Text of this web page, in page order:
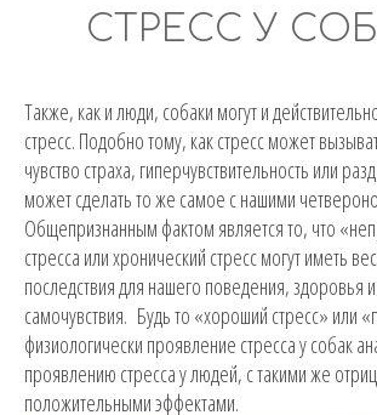
СТРЕСС У
Также, как и люди, собаки могут и
стресс. Подобно тому, как стресс может
чувство страха, гиперчувствительность или
может сделать то же самое с нашими
Общепризнанным фактом является то, что
стресса или хронический стресс могут иметь
последствия для нашего поведения, здоровья
самочувствия. Будь то «хороший стресс» или
физиологически проявление стресса у собак
проявлению стресса у людей, с такими же
положительными эффектами.